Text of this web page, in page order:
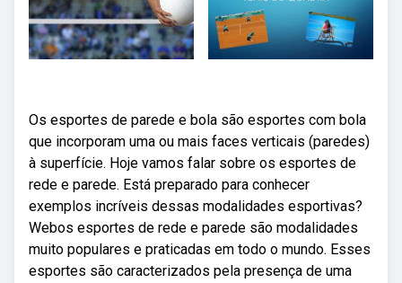
Os esportes de parede e bola são esportes com bola
que incorporam uma ou mais faces verticais (paredes)
à superfície. Hoje vamos falar sobre os esportes de
rede e parede. Está preparado para conhecer
exemplos incríveis dessas modalidades esportivas?
Webos esportes de rede e parede são modalidades
muito populares e praticadas em todo o mundo. Esses
esportes são caracterizados pela presença de uma